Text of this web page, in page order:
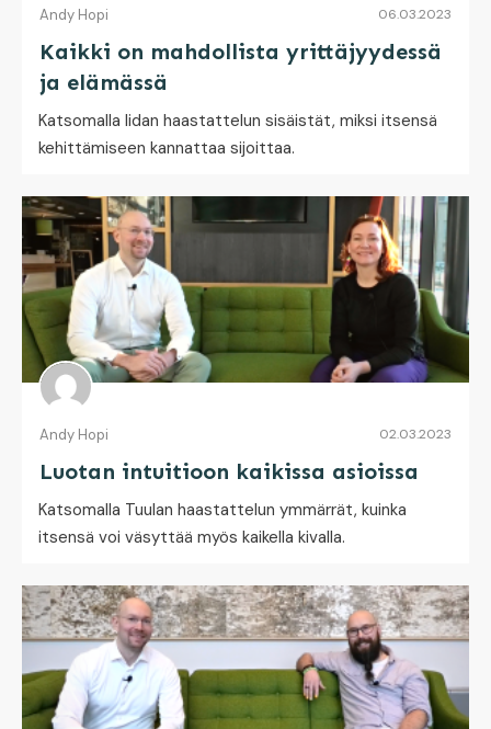
Andy Hopi 06.03.2023
Kaikki on mahdollista yrittäjyydessä
ja elämässä
Katsomalla Iidan haastattelun sisäistät, miksi itsensä
kehittämiseen kannattaa sijoittaa.
Andy Hopi 02.03.2023
Luotan intuitioon kaikissa asioissa
Katsomalla Tuulan haastattelun ymmärrät, kuinka
itsensä voi väsyttää myös kaikella kivalla.